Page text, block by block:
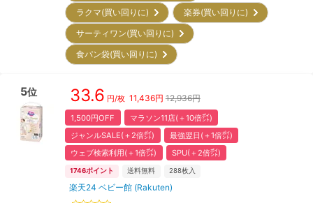
ラクマ(買い回りに)
楽券(買い回りに)
サーティワン(買い回りに)
食パン袋(買い回りに)
5位 33.6 円/枚 11,436円 12,936円
1,500円OFF
マラソン11店(＋10倍㌽)
ジャンルSALE(＋2倍㌽)
最強翌日(＋1倍㌽)
ウェブ検索利用(＋1倍㌽)
SPU(＋2倍㌽)
1746ポイント 送料無料 288枚入
楽天24 ベビー館 (Rakuten)